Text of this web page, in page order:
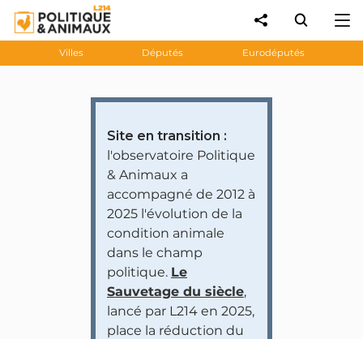
Villes Députés Eurodéputés
Site en transition :
l'observatoire Politique
& Animaux a
accompagné de 2012 à
2025 l'évolution de la
condition animale
dans le champ
politique. Le
Sauvetage du siècle,
lancé par L214 en 2025,
place la réduction du